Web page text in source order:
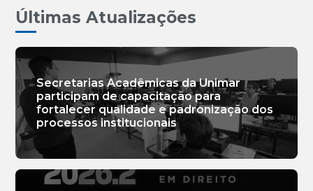
Últimas Atualizações
Secretarias Acadêmicas da Unimar
participam de capacitação para
fortalecer qualidade e padronização dos
processos institucionais